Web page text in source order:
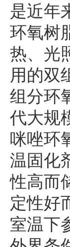
是近年
环氧树
热、光
用的双
组分环
代大规
咪唑环
温固化
性高而
定性好
室温下